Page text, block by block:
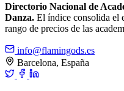
Directorio Nacional de
Danza. El índice consolida el
rango de precios de las
info@flamingods.es
Barcelona, España